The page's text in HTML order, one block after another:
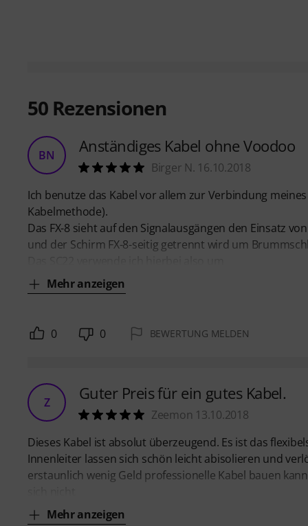
50 Rezensionen
BN Anständiges Kabel ohne Voodoo
Birger N. 16.10.2018
Ich benutze das Kabel vor allem zur Verbindung
Kabelmethode).
Das FX-8 sieht auf den Signalausgängen den Einsatz
und der Schirm FX-8-seitig getrennt wird um
Mehr anzeigen
0 0 BEWERTUNG MELDEN
Z Guter Preis für ein gutes Kabel.
Zeemon 13.10.2018
Dieses Kabel ist absolut überzeugend. Es ist das
Innenleiter lassen sich schön leicht abisolieren und
erstaunlich wenig Geld professionelle Kabel bauen
Mehr anzeigen